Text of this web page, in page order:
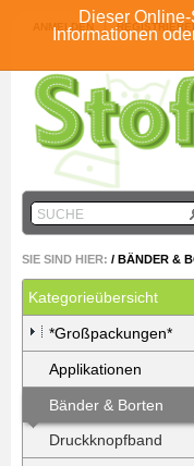
Dieser
Informationen
ANMELDEN
SUCHE
SIE SIND HIER: / BÄNDER &
Kategorieübersicht
*Großpackungen*
Applikationen
Bänder & Borten
Druckknopfband